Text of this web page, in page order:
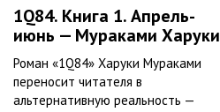
1Q84. Книга 1. Апрель-
июнь — Мураками Харуки
Роман «1Q84» Харуки Мураками
переносит читателя в
альтернативную реальность —